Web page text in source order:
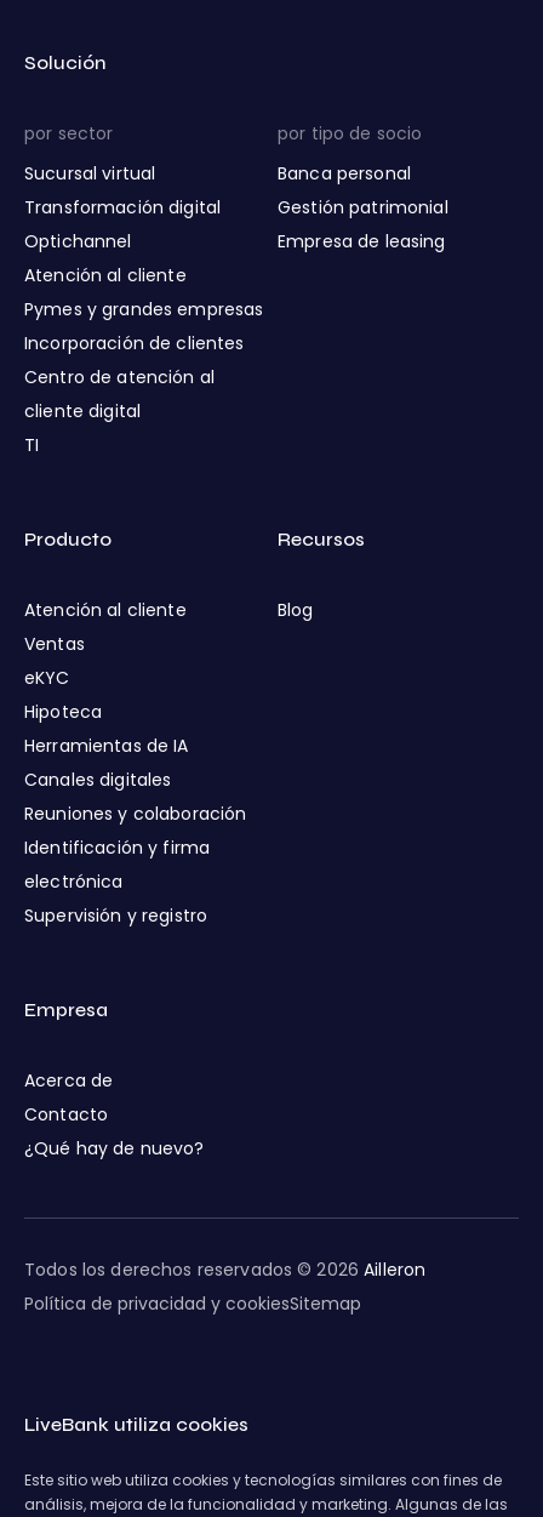
Solución
por sector
Sucursal virtual
Transformación digital
Optichannel
Atención al cliente
Pymes y grandes empresas
Incorporación de clientes
Centro de atención al
cliente digital
TI
por tipo de socio
Banca personal
Gestión patrimonial
Empresa de leasing
Producto
Atención al cliente
Ventas
eKYC
Hipoteca
Herramientas de IA
Canales digitales
Reuniones y colaboración
Identificación y firma
electrónica
Supervisión y registro
Recursos
Blog
Empresa
Acerca de
Contacto
¿Qué hay de nuevo?
Todos los derechos reservados © 2026Ailleron
Política de privacidad y cookiesSitemap
LiveBank utiliza cookies
Este sitio web utiliza cookies y tecnologías similares con fines de
análisis, mejora de la funcionalidad y marketing. Algunas de las